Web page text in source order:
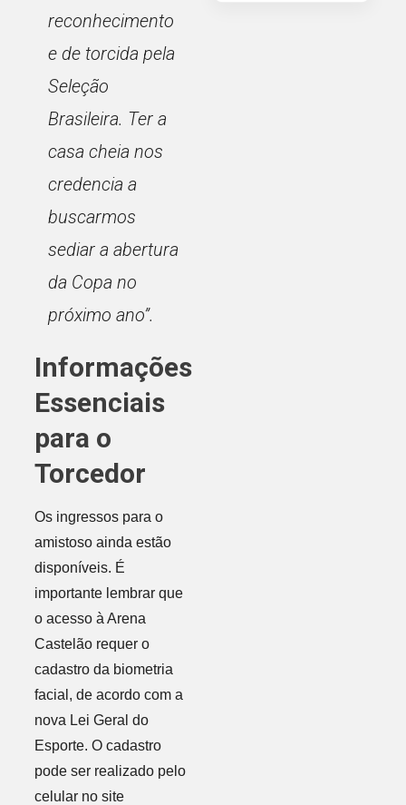
reconhecimento
e de torcida pela
Seleção
Brasileira. Ter a
casa cheia nos
credencia a
buscarmos
sediar a abertura
da Copa no
próximo ano”.
Informações
Essenciais
para o
Torcedor
Os ingressos para o
amistoso ainda estão
disponíveis. É
importante lembrar que
o acesso à Arena
Castelão requer o
cadastro da biometria
facial, de acordo com a
nova Lei Geral do
Esporte. O cadastro
pode ser realizado pelo
celular no site